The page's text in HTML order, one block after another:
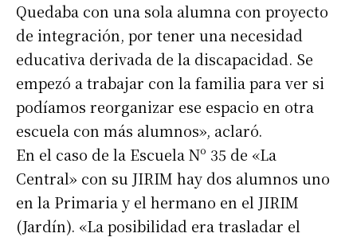
Quedaba con una sola alumna con proyecto
de integración, por tener una necesidad
educativa derivada de la discapacidad. Se
empezó a trabajar con la familia para ver si
podíamos reorganizar ese espacio en otra
escuela con más alumnos», aclaró.
En el caso de la Escuela Nº 35 de «La
Central» con su JIRIM hay dos alumnos uno
en la Primaria y el hermano en el JIRIM
(Jardín). «La posibilidad era trasladar el